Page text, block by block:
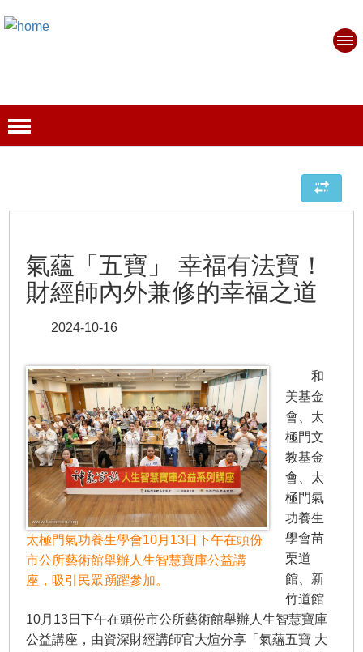
氣蘊「五寶」 幸福有法寶！
財經師內外兼修的幸福之道
2024-10-16
太極門氣功養生學會10月13日下午在頭份
市公所藝術館舉辦人生智慧寶庫公益講
座，吸引民眾踴躍參加。
和
美基金
會、太
極門文
教基金
會、太
極門氣
功養生
學會苗
栗道
館、新
竹道館
10月13日下午在頭份市公所藝術館舉辦人生智慧寶庫
公益講座，由資深財經講師官大煊分享「氣蘊五寶 大